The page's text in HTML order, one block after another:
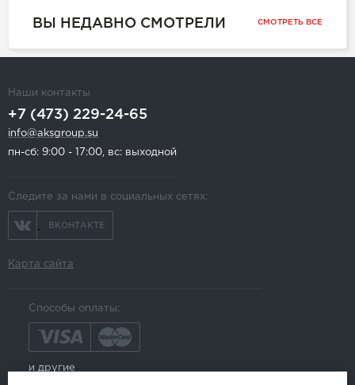
ВЫ НЕДАВНО СМОТРЕЛИ СМОТРЕТЬ ВСЕ
Наши контакты
+7 (473) 229-24-65
info@aksgroup.su
пн-сб: 9:00 - 17:00, вс: выходной
Следите за нами в социальных сетях:
ВКОНТАКТЕ
Карта сайта
Способы оплаты:
и другие